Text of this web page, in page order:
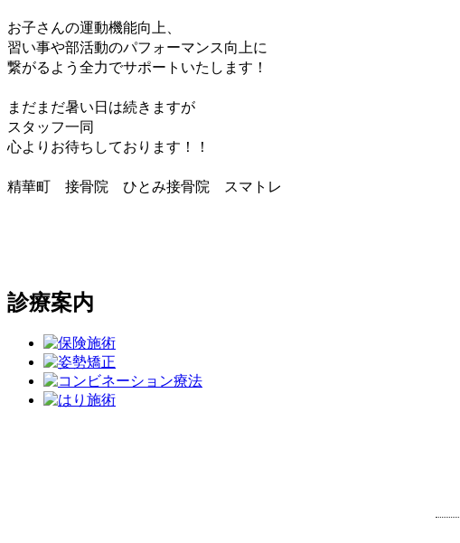
お子さんの運動機能向上、
習い事や部活動のパフォーマンス向上に
繋がるよう全力でサポートいたします！
まだまだ暑い日は続きますが
スタッフ一同
心よりお待ちしております！！
精華町 接骨院 ひとみ接骨院 スマトレ
診療案内